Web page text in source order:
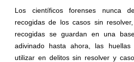
Los científicos forenses nunca
recogidas de los casos sin
recogidas se guardan en una
adivinado hasta ahora, las huellas
utilizar en delitos sin resolver y